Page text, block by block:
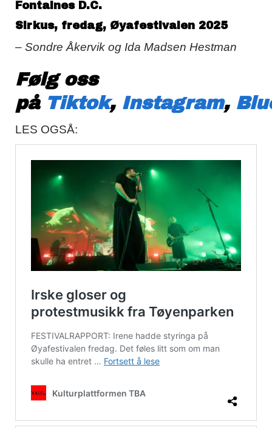
Fontaines D.C.
Sirkus, fredag, Øyafestivalen 2025
– Sondre Åkervik og Ida Madsen Hestman
Følg oss
på Tiktok, Instagram,
LES OGSÅ: